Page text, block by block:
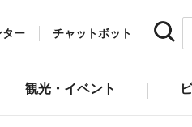
ター チャットボット
観光・イベント